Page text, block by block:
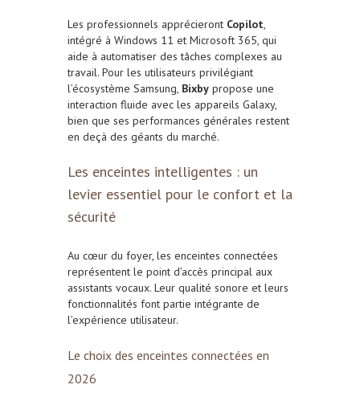
Les professionnels apprécieront Copilot,
intégré à Windows 11 et Microsoft 365, qui
aide à automatiser des tâches complexes au
travail. Pour les utilisateurs privilégiant
l’écosystème Samsung, Bixby propose une
interaction fluide avec les appareils Galaxy,
bien que ses performances générales restent
en deçà des géants du marché.
Les enceintes intelligentes : un
levier essentiel pour le confort et la
sécurité
Au cœur du foyer, les enceintes connectées
représentent le point d’accès principal aux
assistants vocaux. Leur qualité sonore et leurs
fonctionnalités font partie intégrante de
l’expérience utilisateur.
Le choix des enceintes connectées en
2026